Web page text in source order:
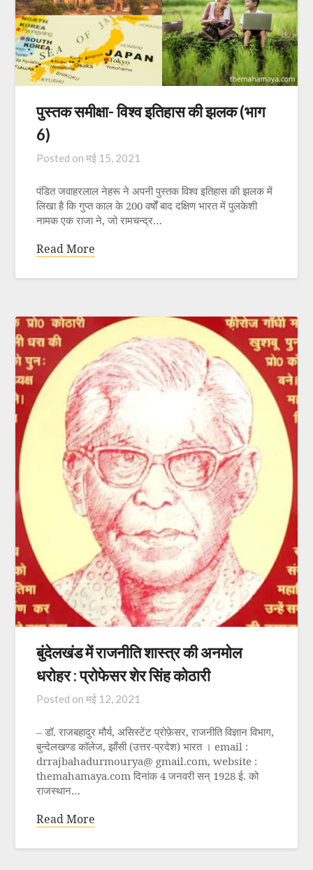
पुस्तक समीक्षा- विश्व इतिहास की झलक (भाग
6)
Posted onमई 15, 2021
पंडित जवाहरलाल नेहरू ने अपनी पुस्तक विश्व इतिहास की झलक में
लिखा है कि गुप्त काल के 200 वर्षों बाद दक्षिण भारत में पुलकेशी
नामक एक राजा ने, जो रामचन्द्र…
Read More
बुंदेलखंड में राजनीति शास्त्र की अनमोल
धरोहर : प्रोफेसर शेर सिंह कोठारी
Posted onमई 12, 2021
– डॉ. राजबहादुर मौर्य, असिस्टेंट प्रोफ़ेसर, राजनीति विज्ञान विभाग,
बुन्देलखण्ड कॉलेज, झाँसी (उत्तर-प्रदेश) भारत । email :
drrajbahadurmourya@ gmail.com, website :
themahamaya.com दिनांक 4 जनवरी सन् 1928 ई. को
राजस्थान…
Read More